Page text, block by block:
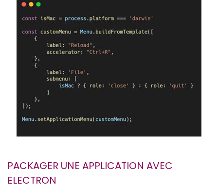
PACKAGER UNE APPLICATION AVEC
ELECTRON